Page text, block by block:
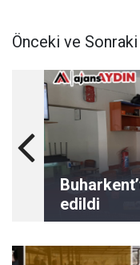
Önceki ve
edildi